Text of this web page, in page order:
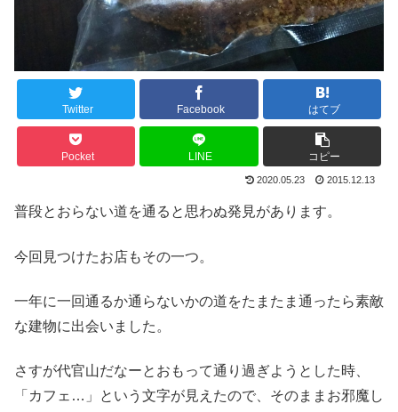
Twitter Facebook はてブ
Pocket LINE コピー
2020.05.23 2015.12.13
普段とおらない道を通ると思わぬ発見があります。
今回見つけたお店もその一つ。
一年に一回通るか通らないかの道をたまたま通ったら素敵
な建物に出会いました。
さすが代官山だなーとおもって通り過ぎようとした時、
「カフェ…」という文字が見えたので、そのままお邪魔し